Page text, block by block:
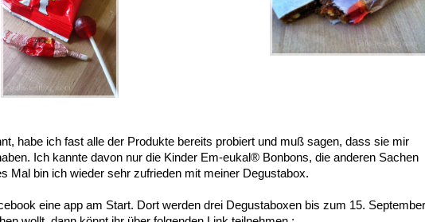
habe ich fast alle der Produkte bereits probiert und muß sagen, dass sie mir
Ich kannte davon nur die Kinder Em-eukal® Bonbons, die anderen Sachen
Mal bin ich wieder sehr zufrieden mit meiner Degustabox.
eine app am Start. Dort werden drei Degustaboxen bis zum 15. September